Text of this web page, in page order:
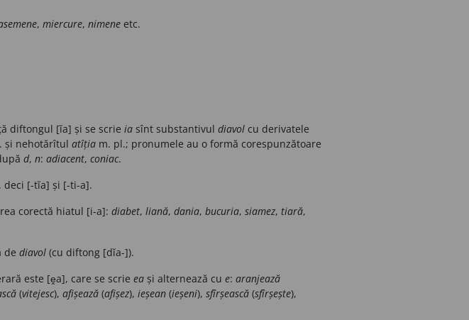
, miercure, nimene etc.
diftongul [ĭa] și se scrie ia sînt substantivul diavol cu derivatele
și nehotărîtul atîția m. pl.; pronumele au o formă corespunzătoare
d, n: adiacent, coniac.
deci [-tĭa] și [-ti-a].
corectă hiatul [i-a]: diabet, liană, dania, bucuria, siamez, tiară,
de diavol (cu diftong [dĭa-]).
este [ḙa], care se scrie ea și alternează cu e: aranjează
(vitejesc), afișează (afișez), ieșean (ieșeni), sfîrșească (sfîrșește),